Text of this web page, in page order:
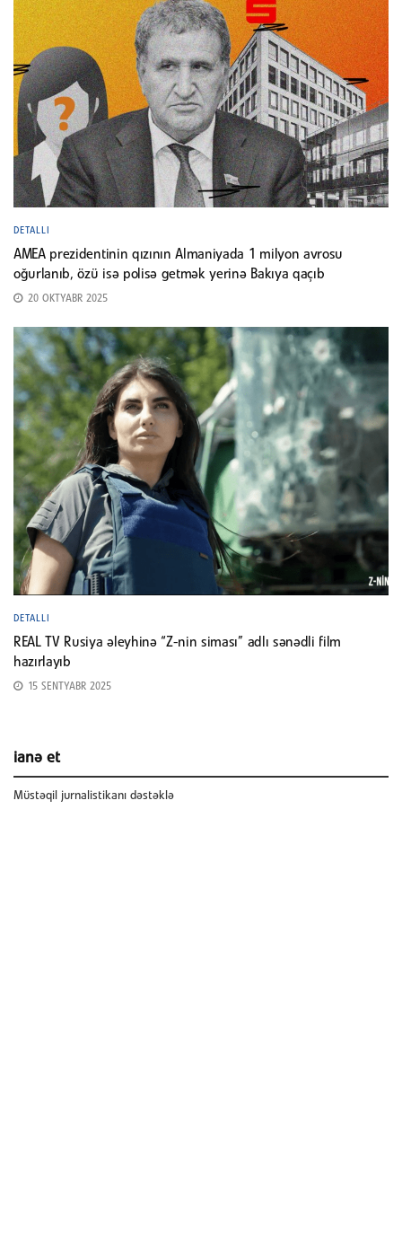
DETALLI
AMEA prezidentinin qızının Almaniyada 1 milyon avrosu
oğurlanıb, özü isə polisə getmək yerinə Bakıya qaçıb
20 OKTYABR 2025
DETALLI
REAL TV Rusiya əleyhinə “Z-nin siması” adlı sənədli film
hazırlayıb
15 SENTYABR 2025
ianə et
Müstəqil jurnalistikanı dəstəklə